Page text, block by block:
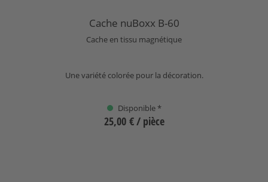
Cache nuBoxx B-60
Cache en tissu magnétique
Une variété colorée pour la décoration.
Disponible *
25,00 €/ pièce